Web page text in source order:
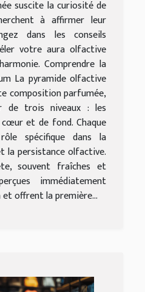
suscite la curiosité de
à affirmer leur
dans les conseils
votre aura olfactive
Comprendre la
La pyramide olfactive
composition parfumée,
de trois niveaux : les
et de fond. Chaque
spécifique dans la
la persistance olfactive.
souvent fraîches et
immédiatement
offrent la première...